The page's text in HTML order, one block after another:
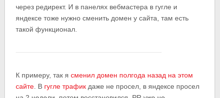
через редирект. И в панелях вебмастера в гугле и
яндексе тоже нужно сменить домен у сайта, там есть
такой функционал.
К примеру, так я сменил домен полгода назад на этом
сайте. В гугле трафикдаже не просел, в яндексе просел